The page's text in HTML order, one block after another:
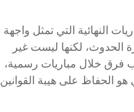
النهائية التي تمثل واجهة
الحدوث، لكنها ليست غير
فرق خلال مباريات رسمية،
الحفاظ على هيبة القوانين